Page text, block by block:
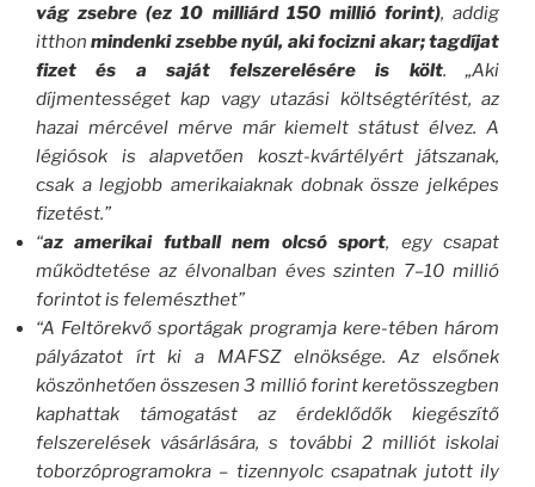
vág zsebre (ez 10 milliárd 150 millió forint), addig
itthonmindenki zsebbe nyúl, aki focizni akar; tagdíjat
fizet és a saját felszerelésére is költ. „Aki
díjmentességet kap vagy utazási költségtérítést, az
hazai mércével mérve már kiemelt státust élvez. A
légiósok is alapvetően koszt-kvártélyért játszanak,
csak a legjobb amerikaiaknak dobnak össze jelképes
fizetést.”
“az amerikai futball nem olcsó sport, egy csapat
működtetése az élvonalban éves szinten 7–10 millió
forintot is felemészthet”
“A Feltörekvő sportágak programja kere-tében három
pályázatot írt ki a MAFSZ elnöksége. Az elsőnek
köszönhetően összesen 3 millió forint keretösszegben
kaphattak támogatást az érdeklődők kiegészítő
felszerelések vásárlására, s további 2 milliót iskolai
toborzóprogramokra – tizennyolc csapatnak jutott ily